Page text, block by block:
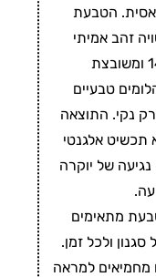
הטבעת
זהב אמיתי
14K ומשובצת
טבעיים
נקי. התוצאה
תכשיט אלגנטי
של יוקרה
מתאימים
סגנון ולכל זמן.
מחמיאים למראה